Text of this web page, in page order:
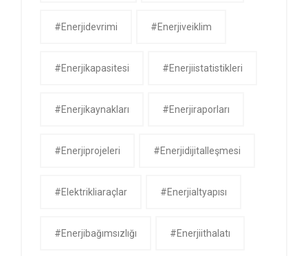
#enerjidevrimi #enerjiveiklim
#enerjikapasitesi #enerjiistatistikleri
#enerjikaynakları #enerjiraporları
#enerjiprojeleri #enerjidijitalleşmesi
#elektrikliaraçlar #enerjialtyapısı
#enerjibağımsızlığı #enerjiithalatı